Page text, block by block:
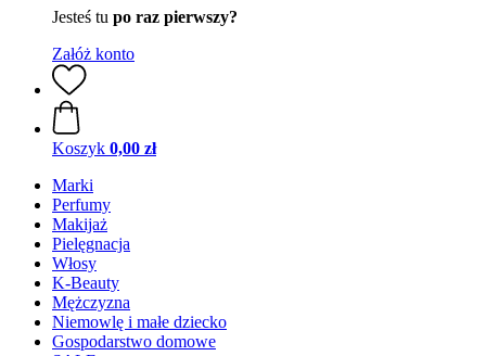
Jesteś tu po raz pierwszy?
Załóż konto
Koszyk 0,00 zł
Marki
Perfumy
Makijaż
Pielęgnacja
Włosy
K-Beauty
Mężczyzna
Niemowlę i małe dziecko
Gospodarstwo domowe